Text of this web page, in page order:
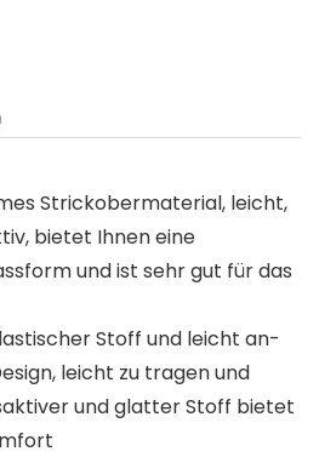
Strickobermaterial, leicht,
bietet Ihnen eine
und ist sehr gut für das
Stoff und leicht an-
leicht zu tragen und
und glatter Stoff bietet